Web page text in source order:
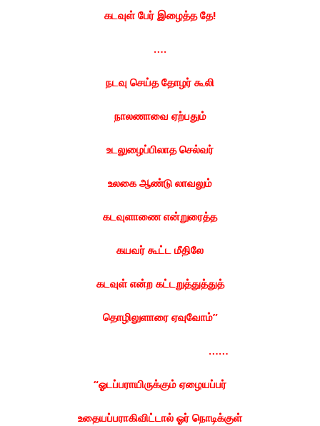
கடவுள் பேர் இழைத்த தே!
….
நடவு செய்த தோழர் கூலி
நாலணாவை ஏற்பதும்
உடலுழைப்பிலாத செல்வர்
உலகை ஆண்டு லாவலும்
கடவுளாணை என்றுரைத்த
கயவர் கூட்ட மீதிலே
கடவுள் என்ற கட்டறுத்துத்துத்
தொழிலுளாரை ஏவுவோம்”
……
“ஓடப்பராயிருக்கும் ஏழையப்பர்
உதையப்பராகிவிட்டால் ஓர் நொடிக்குள்